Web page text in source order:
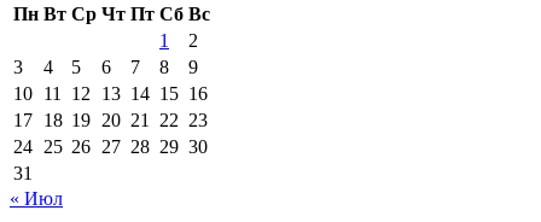
Пн Вт Ср Чт Пт Сб Вс
1
2
3
4 5 6 7 8
9
10 11 12 13 14 15 16
17 18 19 20 21 22 23
24 25 26 27 28 29 30
31
« Июл